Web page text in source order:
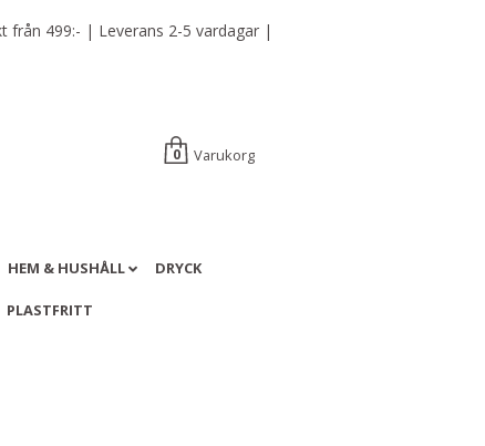
från 499:- | Leverans 2-5 vardagar |
0 Varukorg
HEM & HUSHÅLL DRYCK
PLASTFRITT